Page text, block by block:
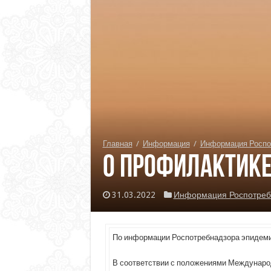
Главная / Информация / Информация
О
31.03.2022 Информация
По информации Роспотребнадзора
В соответствии с положениями